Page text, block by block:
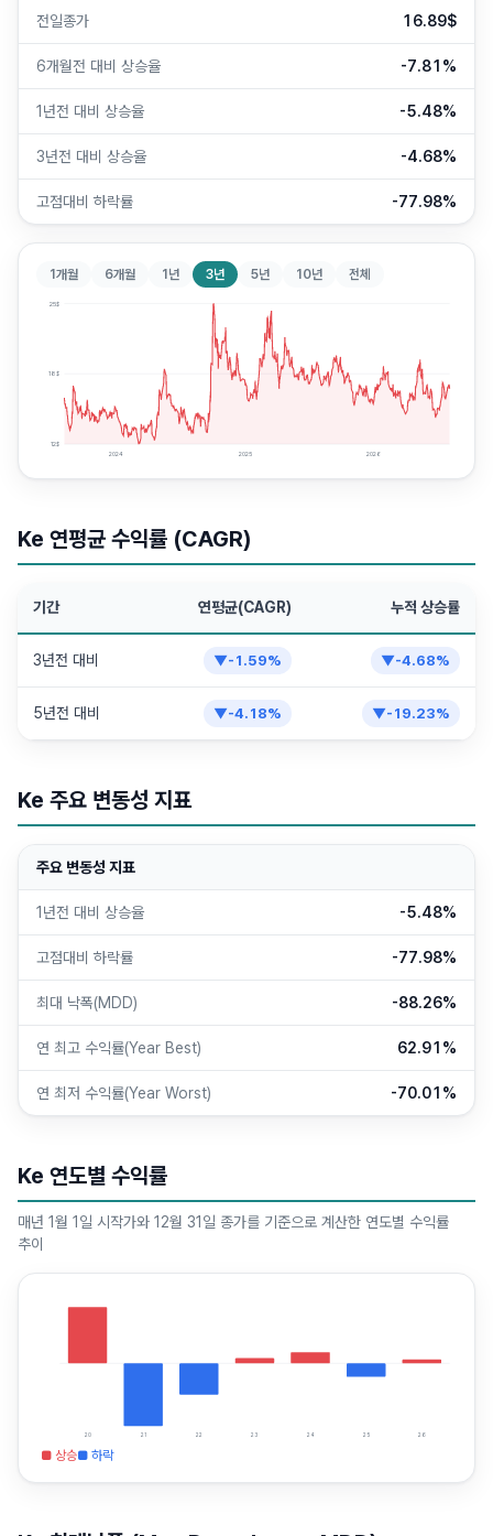
전일종가 16.89$
6개월전 대비 상승율 -7.81%
1년전 대비 상승율 -5.48%
3년전 대비 상승율 -4.68%
고점대비 하락률 -77.98%
1개월 6개월 1년 3년 5년 10년 전체
25$
18$
12$
2024 2025 2026
Ke 연평균 수익률 (CAGR)
기간 연평균(CAGR) 누적 상승률
3년전 대비 ▼-1.59% ▼-4.68%
5년전 대비 ▼-4.18% ▼-19.23%
Ke 주요 변동성 지표
주요 변동성 지표
1년전 대비 상승율 -5.48%
고점대비 하락률 -77.98%
최대 낙폭(MDD) -88.26%
연 최고 수익률(Year Best) 62.91%
연 최저 수익률(Year Worst) -70.01%
Ke 연도별 수익률
매년 1월 1일 시작가와 12월 31일 종가를 기준으로 계산한 연도별 수익률
추이
20 21 22 23 24 25 26
■ 상승■ 하락